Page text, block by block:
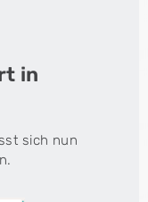
in
sich nun